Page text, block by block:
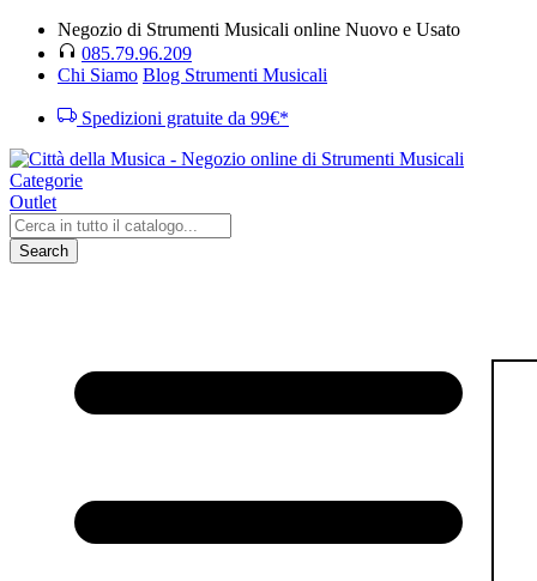
Negozio di Strumenti Musicali online Nuovo e Usato
085.79.96.209
Chi Siamo Blog Strumenti Musicali
Spedizioni gratuite da 99€*
Categorie
Outlet
Search